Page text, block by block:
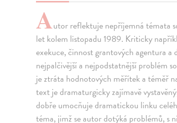
Autor reflektuje nepříjemná témata
let kolem listopadu 1989. Kriticky
exekuce, činnost grantových agentura
nejpalčivější a nejpodstatnější problém
je ztráta hodnotových měřítek a téměř
text je dramaturgicky zajímavě
dobře umocňuje dramatickou linku
téma, jimž se autor dotýká problémů, s